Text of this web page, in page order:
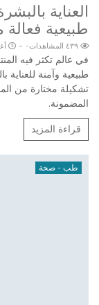
العناية
طبيعية
-
في عالم تكثر فيه
طبيعية وآمنة للعناية
تشكيلة مختارة من
المضمونة.
قراءة المزيد
طب - صحة